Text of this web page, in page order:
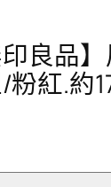
印良品
紅.約